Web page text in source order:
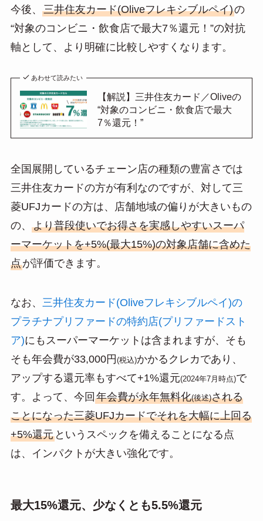
今後、 三井住友カード(Oliveフレキシブルペイ)の
“対象のコンビニ・飲食店で最大7％還元！”の対抗
軸として、より明確に比較しやすくなります。
あわせて読みたい
【解説】三井住友カード／Oliveの
“対象のコンビニ・飲食店で最大
7％還元！”
全国展開しているチェーン店の種類の豊富さでは
三井住友カードの方が有利なのですが、対して三
菱UFJカードの方は、店舗地域の偏りが大きいもの
の、 より普段使いでお得さを実感しやすいスーパ
ーマーケットを+5%(最大15%)の対象店舗に含めた
点が評価できます。
なお、 三井住友カード(Oliveフレキシブルペイ)の
プラチナプリファードの特約店(プリファードスト
ア)にもスーパーマーケットは含まれますが、そも
そも年会費が33,000円 (税込)かかるクレカであり、
アップする還元率もすべて+1%還元(2024年7月時点)で
す。よって、今回 年会費が永年無料化(後述)される
ことになった三菱UFJカードでそれを大幅に上回る
+5%還元というスペックを備えることになる点
は、インパクトが大きい強化です。
最大15%還元、少なくとも5.5%還元